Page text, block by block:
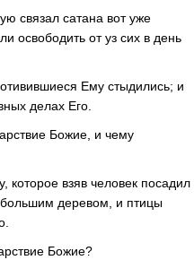
связал сатана вот уже
освободить от уз сих в день
Ему стыдились; и
делах Его.
Божие, и чему
которое взяв человек посадил
деревом, и птицы
Божие?